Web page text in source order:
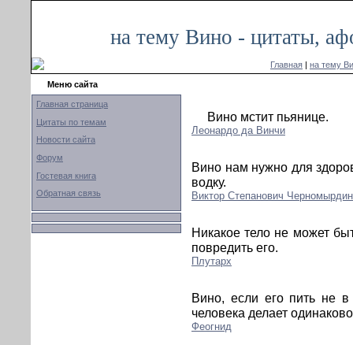
на тему Вино - цитаты,
Главная | на тему
Меню сайта
Главная страница
Цитаты по темам
Новости сайта
Форум
Гостевая книга
Обратная связь
Вино мстит пьянице.
Леонардо да Винчи
Вино нам нужно для
водку.
Виктор Степанович Черномырдин
Никакое тело не может
повредить его.
Плутарх
Вино, если его пить не в
человека делает
Феогнид